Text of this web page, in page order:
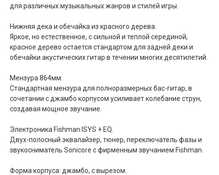
для различных музыкальных жанров и стилей игры.
Нижняя дека и обечайка из красного дерева.
Яркое, но естественное, с сильной и теплой серединой,
красное дерево остается стандартом для задней деки и
обечайки акустических гитар в течении многих десятилетий.
Мензура 864мм.
Стандартная мензура для полноразмерных бас-гитар, в
сочетании с джамбо корпусом усиливает колебание струн,
создавая мощное звучание.
Электроника Fishman ISYS + EQ.
Двух-полосный эквалайзер, тюнер, переключатель фазы и
звукосниматель Sonicore с фирменным звучанием Fishman.
Форма корпуса: джамбо, с вырезом.